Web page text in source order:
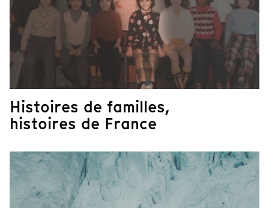
Histoires de familles,
histoires de France